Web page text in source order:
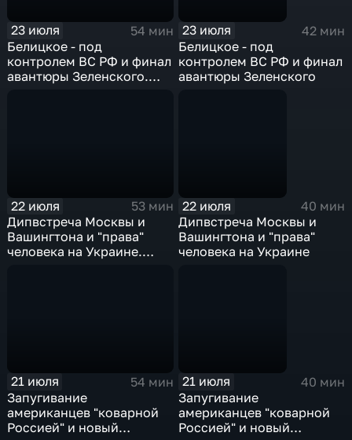
23 июля
54 мин
Белицкое - под
контролем ВС РФ и финал
авантюры Зеленского.
23 июля
42 мин
Белицкое - под
контролем ВС РФ и финал
авантюры Зеленского
22 июля
53 мин
Дипвстреча Москвы и
Вашингтона и "права"
человека на Украине.
22 июля
40 мин
Дипвстреча Москвы и
Вашингтона и "права"
человека на Украине
21 июля
54 мин
Запугивание
американцев "коварной
Россией" и новый
21 июля
40 мин
Запугивание
американцев "коварной
Россией" и новый